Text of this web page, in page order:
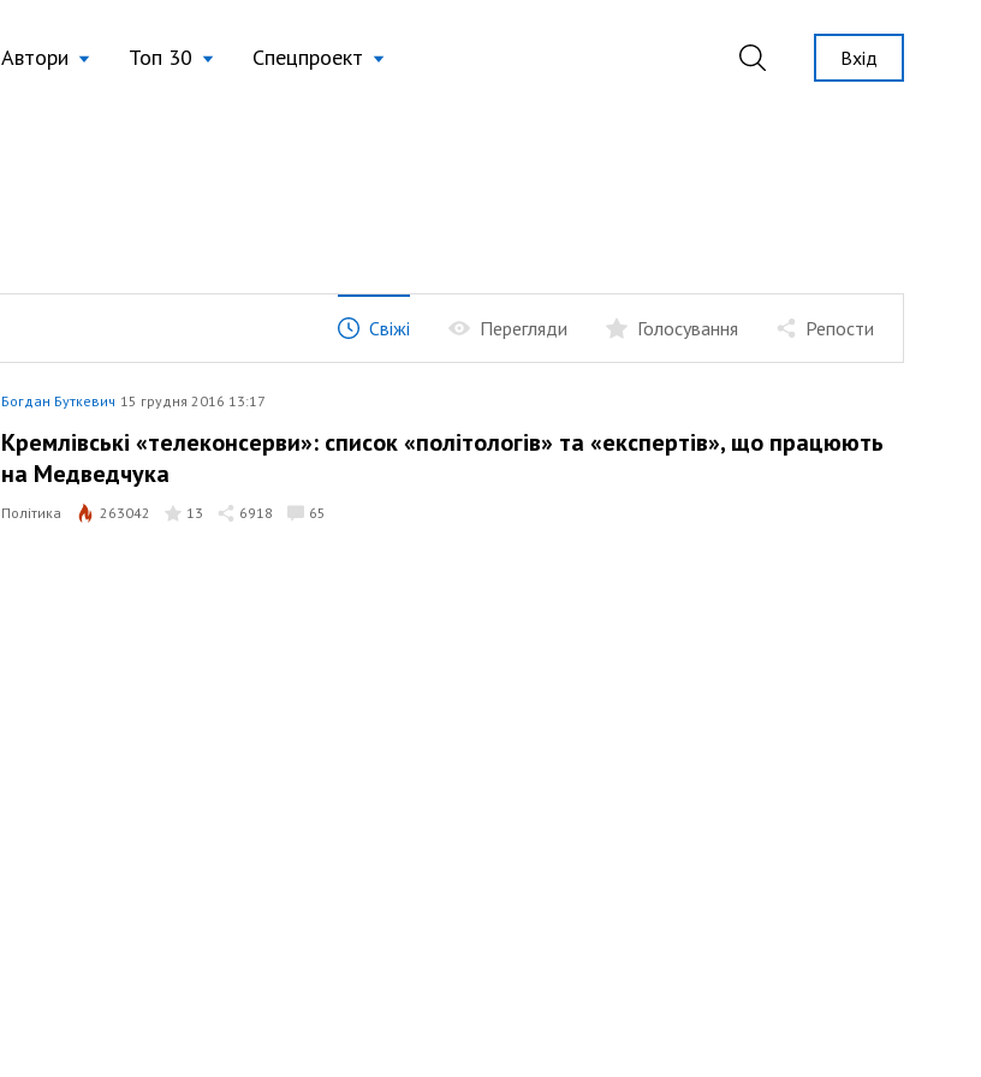
Автори Топ 30 Спецпроект Вхід
Свіжі Перегляди Голосування Репости
Богдан Буткевич 15 грудня 2016 13:17
Кремлівські «телеконсерви»: список «політологів» та «експертів», що працюють
на Медведчука
Політика 263042 13 6918 65